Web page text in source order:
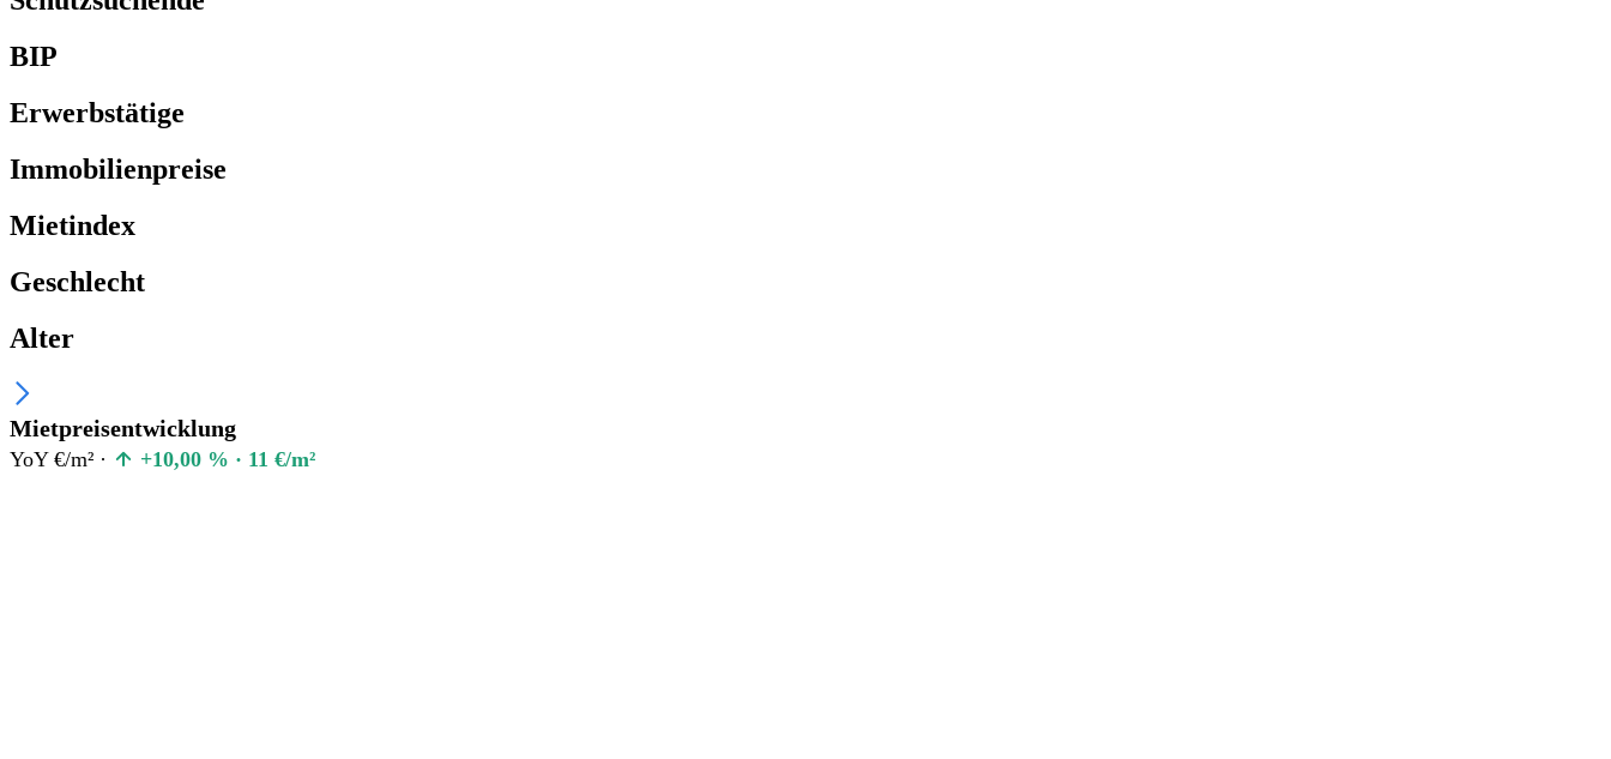
BIP
Erwerbstätige
Immobilienpreise
Mietindex
Geschlecht
Alter
Mietpreisentwicklung
YoY €/m² · +10,00 % · 11 €/m²